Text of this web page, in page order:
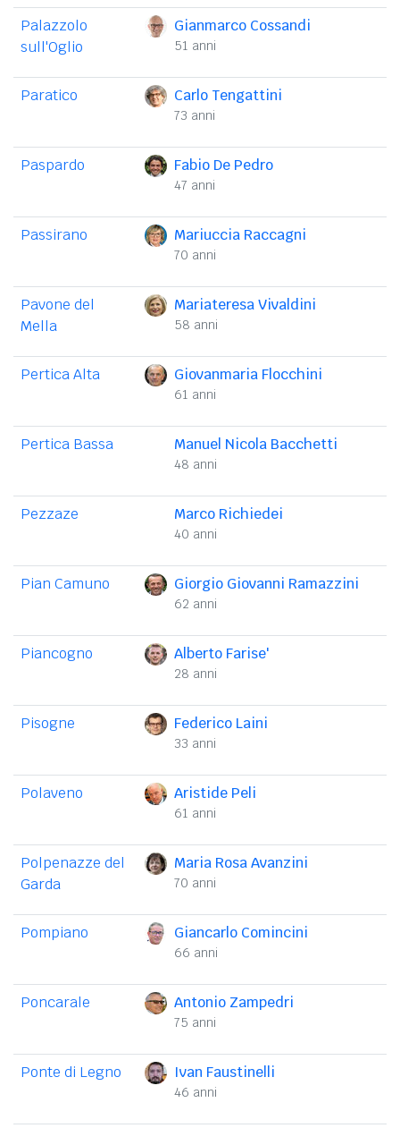
Palazzolo
sull'Oglio
Gianmarco Cossandi
51 anni
Paratico Carlo Tengattini
73 anni
Paspardo Fabio De Pedro
47 anni
Passirano Mariuccia Raccagni
70 anni
Pavone del
Mella
Mariateresa Vivaldini
58 anni
Pertica Alta Giovanmaria Flocchini
61 anni
Pertica Bassa Manuel Nicola Bacchetti
48 anni
Pezzaze Marco Richiedei
40 anni
Pian Camuno Giorgio Giovanni Ramazzini
62 anni
Piancogno Alberto Farise'
28 anni
Pisogne Federico Laini
33 anni
Polaveno Aristide Peli
61 anni
Polpenazze del
Garda
Maria Rosa Avanzini
70 anni
Pompiano Giancarlo Comincini
66 anni
Poncarale Antonio Zampedri
75 anni
Ponte di Legno Ivan Faustinelli
46 anni